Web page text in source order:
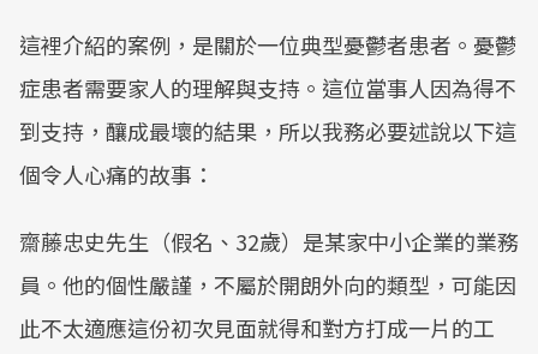
這裡介紹的案例，是關於一位典型憂鬱者患者。憂鬱
症患者需要家人的理解與支持。這位當事人因為得不
到支持，釀成最壞的結果，所以我務必要述說以下這
個令人心痛的故事：
齋藤忠史先生（假名、32歲）是某家中小企業的業務
員。他的個性嚴謹，不屬於開朗外向的類型，可能因
此不太適應這份初次見面就得和對方打成一片的工